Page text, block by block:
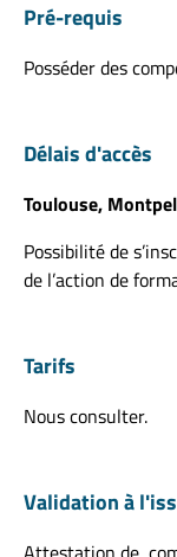
Pré-requis
Posséder des
Délais d'accès
Toulouse,
Possibilité de
de l’action de
Tarifs
Nous consulter.
Validation à